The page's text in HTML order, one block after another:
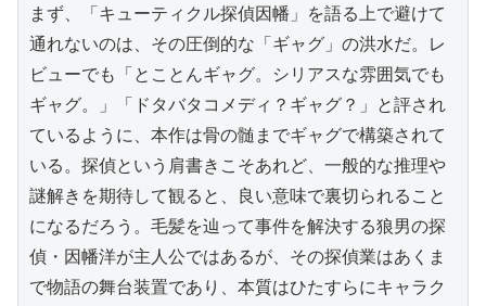
まず、「キューティクル探偵因幡」を語る上で避けて
通れないのは、その圧倒的な「ギャグ」の洪水だ。レ
ビューでも「とことんギャグ。シリアスな雰囲気でも
ギャグ。」「ドタバタコメディ？ギャグ？」と評され
ているように、本作は骨の髄までギャグで構築されて
いる。探偵という肩書きこそあれど、一般的な推理や
謎解きを期待して観ると、良い意味で裏切られること
になるだろう。毛髪を辿って事件を解決する狼男の探
偵・因幡洋が主人公ではあるが、その探偵業はあくま
で物語の舞台装置であり、本質はひたすらにキャラク